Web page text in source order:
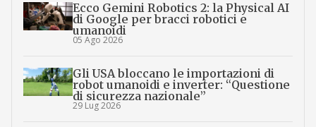
Ecco Gemini Robotics 2: la Physical AI
di Google per bracci robotici e
umanoidi
05 Ago 2026
Gli USA bloccano le importazioni di
robot umanoidi e inverter: “Questione
di sicurezza nazionale”
29 Lug 2026